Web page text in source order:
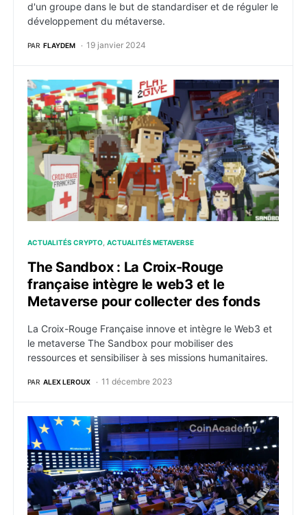
d'un groupe dans le but de standardiser et de réguler le
développement du métaverse.
PAR FLAYDEM 19 janvier 2024
The Sandbox : La Croix-Rouge française intègre le
ACTUALITÉS CRYPTO ACTUALITÉS METAVERSE
The Sandbox : La Croix-Rouge
française intègre le web3 et le
Metaverse pour collecter des fonds
La Croix-Rouge Française innove et intègre le Web3 et
le metaverse The Sandbox pour mobiliser des
ressources et sensibiliser à ses missions humanitaires.
PAR ALEX LEROUX 11 décembre 2023
L’UE pousse une stratégie Metaverse pour réduire